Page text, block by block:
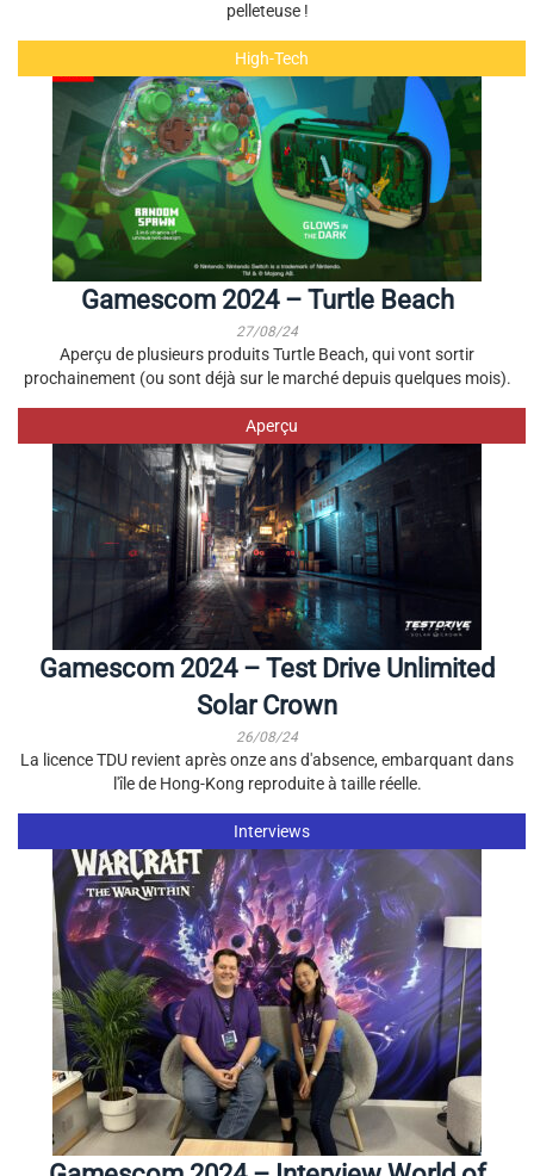
pelleteuse !
High-Tech
Gamescom 2024 – Turtle Beach
27/08/24
Aperçu de plusieurs produits Turtle Beach, qui vont sortir
prochainement (ou sont déjà sur le marché depuis quelques mois).
Aperçu
Gamescom 2024 – Test Drive Unlimited
Solar Crown
26/08/24
La licence TDU revient après onze ans d'absence, embarquant dans
l'île de Hong-Kong reproduite à taille réelle.
Interviews